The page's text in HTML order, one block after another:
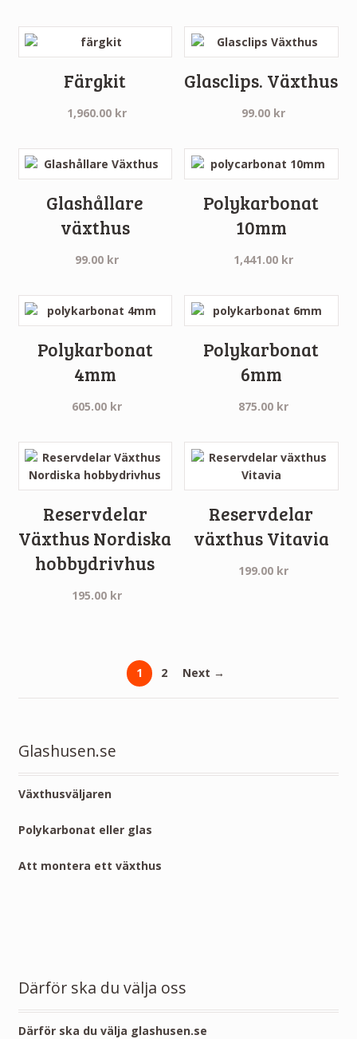
Färgkit
1,960.00 kr
Glasclips. Växthus
99.00 kr
Glashållare
växthus
99.00 kr
Polykarbonat
10mm
1,441.00 kr
Polykarbonat
4mm
605.00 kr
Polykarbonat
6mm
875.00 kr
Reservdelar
Växthus Nordiska
hobbydrivhus
195.00 kr
Reservdelar
växthus Vitavia
199.00 kr
1 2 Next →
Glashusen.se
Växthusväljaren
Polykarbonat eller glas
Att montera ett växthus
Därför ska du välja oss
Därför ska du välja glashusen.se